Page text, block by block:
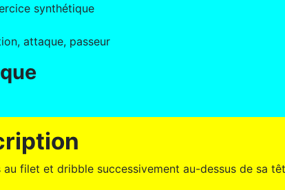
synthétique
attaque, passeur
au filet et dribble successivement au-dessus de sa